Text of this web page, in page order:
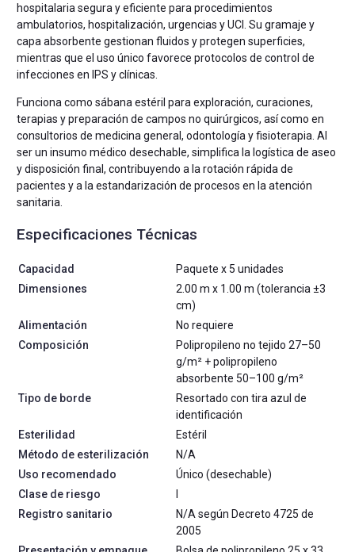
hospitalaria segura y eficiente para procedimientos
ambulatorios, hospitalización, urgencias y UCI. Su gramaje y
capa absorbente gestionan fluidos y protegen superficies,
mientras que el uso único favorece protocolos de control de
infecciones en IPS y clínicas.
Funciona como sábana estéril para exploración, curaciones,
terapias y preparación de campos no quirúrgicos, así como en
consultorios de medicina general, odontología y fisioterapia. Al
ser un insumo médico desechable, simplifica la logística de aseo
y disposición final, contribuyendo a la rotación rápida de
pacientes y a la estandarización de procesos en la atención
sanitaria.
Especificaciones Técnicas
Capacidad
Paquete x 5 unidades
Dimensiones
2.00 m x 1.00 m (tolerancia ±3
cm)
Alimentación
No requiere
Composición
Polipropileno no tejido 27–50
g/m² + polipropileno
absorbente 50–100 g/m²
Tipo de borde
Resortado con tira azul de
identificación
Esterilidad
Estéril
Método de esterilización
N/A
Uso recomendado
Único (desechable)
Clase de riesgo
Registro sanitario
N/A según Decreto 4725 de
2005